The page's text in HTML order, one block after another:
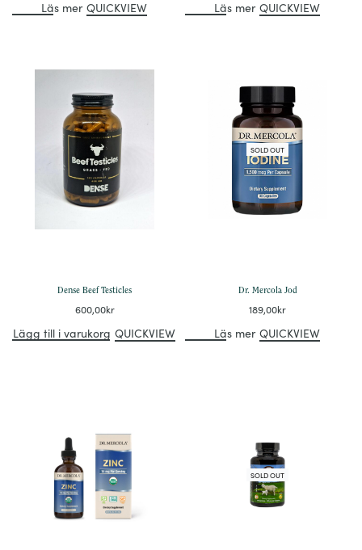
Läs mer QUICKVIEW Läs mer QUICKVIEW
Dense Beef Testicles
600,00kr
Lägg till i varukorg QUICKVIEW
SOLD OUT
Dr. Mercola Jod
189,00kr
Läs mer QUICKVIEW
SOLD OUT